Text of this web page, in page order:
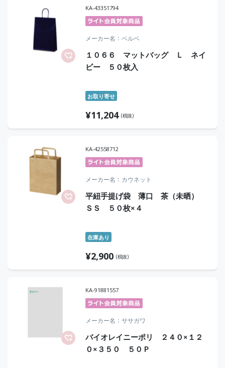
KA-43351794
メーカー名 ベルベ
１０６６ マットバッグ Ｌ ネイ
ビー ５０枚入
お取り寄せ
¥11,204 (税抜)
KA-42558712
メーカー名 カウネット
平紐手提げ袋 薄口 茶（未晒）
ＳＳ ５０枚×４
在庫あり
¥2,900 (税抜)
KA-91881557
メーカー名 ササガワ
バイオレイニーポリ ２４０×１２
０×３５０ ５０Ｐ